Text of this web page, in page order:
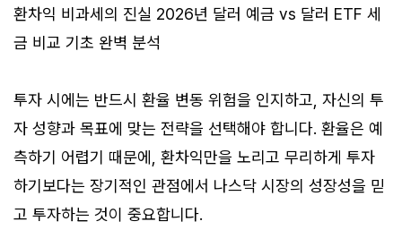
환차익 비과세의 진실 2026년 달러 예금 vs 달러 ETF 세
금 비교 기초 완벽 분석
투자 시에는 반드시 환율 변동 위험을 인지하고, 자신의 투
자 성향과 목표에 맞는 전략을 선택해야 합니다. 환율은 예
측하기 어렵기 때문에, 환차익만을 노리고 무리하게 투자
하기보다는 장기적인 관점에서 나스닥 시장의 성장성을 믿
고 투자하는 것이 중요합니다.